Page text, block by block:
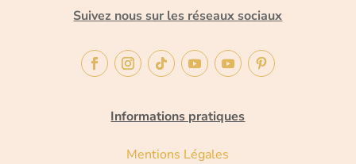
Suivez nous sur les réseaux sociaux
Informations pratiques
Mentions Légales